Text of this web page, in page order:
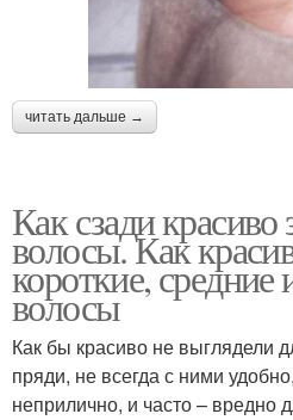
читать дальше →
Как сзади красиво
волосы. Как
короткие,
волосы
Как бы красиво не выглядели
пряди, не всегда с ними
неприлично, и часто – вредно